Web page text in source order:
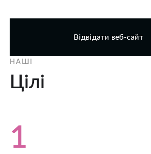
Відвідати веб-сайт
НАШІ
Цілі
1